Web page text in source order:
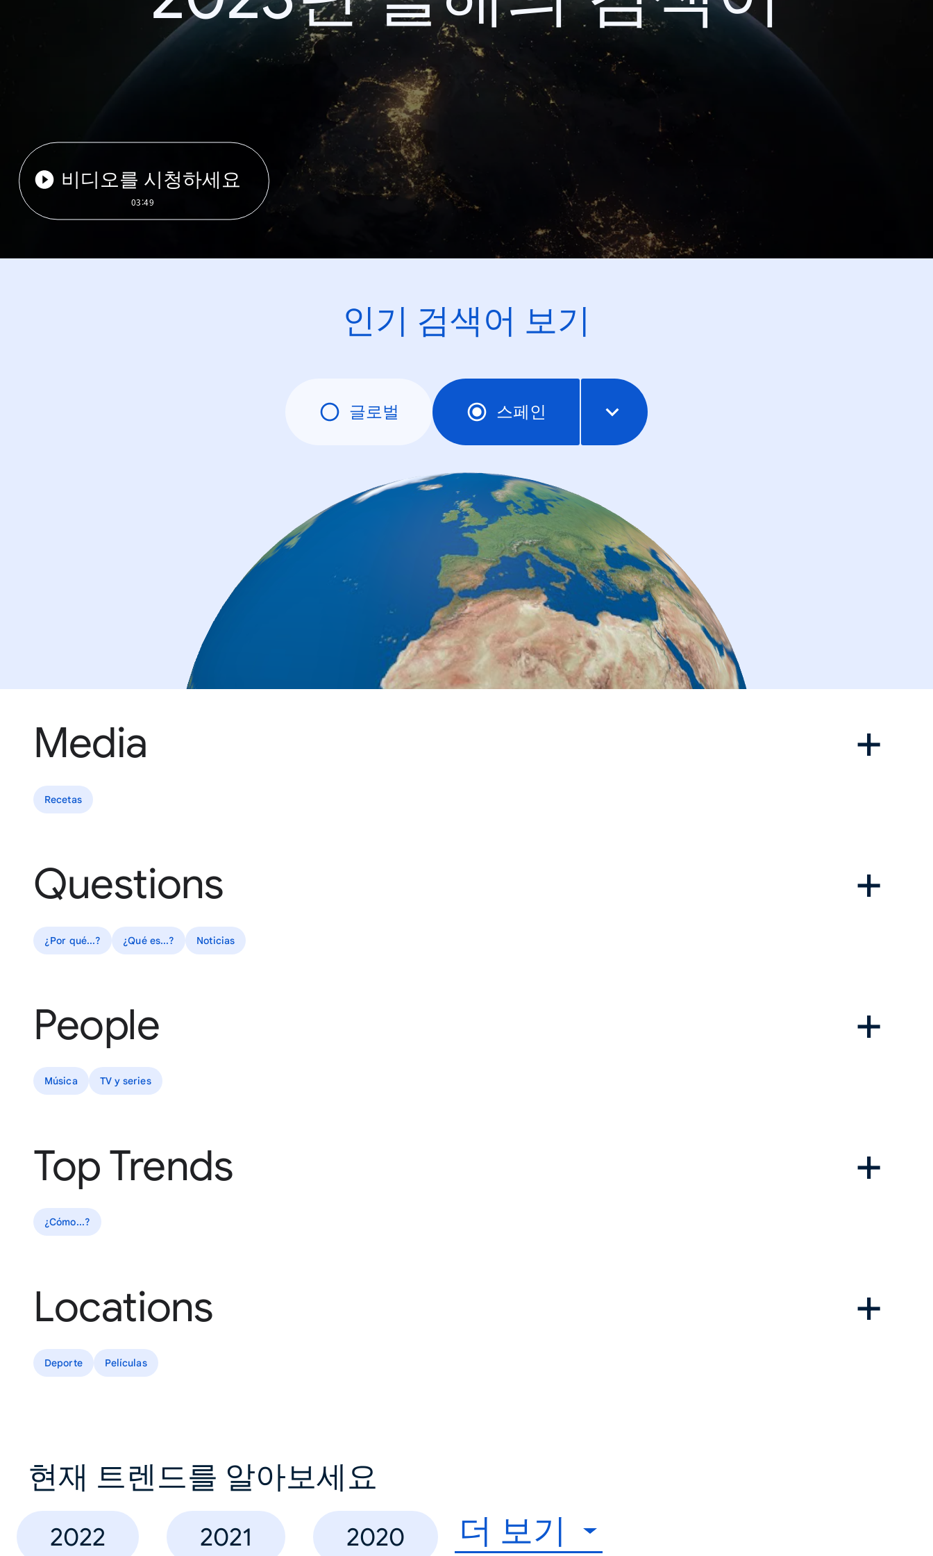
비디오를 시청하세요
03:49
인기 검색어 보기
글로벌 스페인
Media
Recetas
Questions
¿Por qué...? ¿Qué es...? Noticias
People
Música TV y series
Top Trends
¿Cómo...?
Locations
Deporte Películas
현재 트렌드를 알아보세요
2022 2021 2020 더 보기